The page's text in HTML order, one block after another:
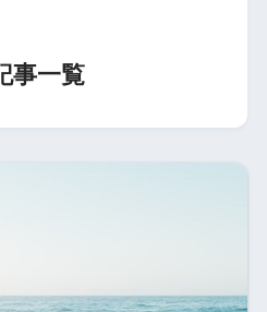
事一覧